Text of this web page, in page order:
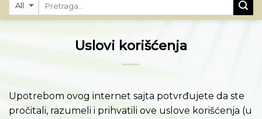
Uslovi korišćenja
Upotrebom ovog internet sajta potvrđujete da ste
pročitali, razumeli i prihvatili ove uslove korišćenja (u